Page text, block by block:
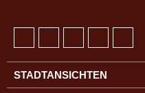
STADTANSICHTEN